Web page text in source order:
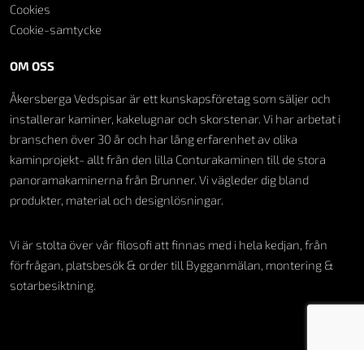
OM OSS
Åkersberga Vedspisar är ett kunskapsföretag som säljer och
installerar kaminer, kakelugnar och skorstenar. Vi har arbetat i
branschen över 30 år och har lång erfarenhet av olika
kaminprojekt- allt från den lilla Conturakaminen till de stora
panoramakaminerna från Brunner. Vi vägleder dig bland
produkter, material och designlösningar.
Vi är stolta över vår filosofi att finnas med i hela kedjan, från
förfrågan, platsbesök & order till Bygganmälan, montering &
sotarbesiktning.
Cookies
Cookie-samtycke